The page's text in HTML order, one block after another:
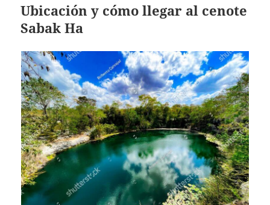
Ubicación y cómo llegar al cenote
Sabak Ha